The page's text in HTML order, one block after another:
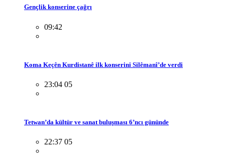
Gençlik konserine çağrı
09:42
Koma Keçên Kurdistanê ilk konserini Silêmanî’de verdi
23:04 05
Tetwan’da kültür ve sanat buluşması 6’ncı gününde
22:37 05